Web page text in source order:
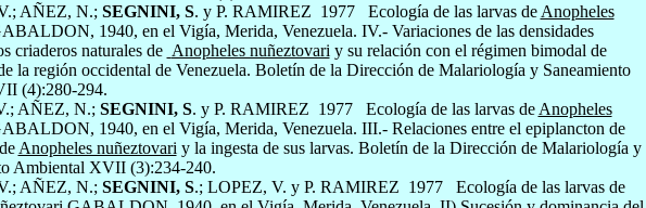
AÑEZ, N.; SEGNINI, S. y P. RAMIREZ 1977 Ecología de las larvas de Anopheles
1940, en el Vigía, Merida, Venezuela. IV.- Variaciones de las densida­des
criaderos naturales de Anopheles nuñeztova­ri y su relación con el régimen bimodal de
la región occidental de Venezuela. Boletín de la Dirección de Malariología y Saneamiento
(4):280-294.
AÑEZ, N.; SEGNINI, S. y P. RAMIREZ 1977 Ecología de las larvas de Anopheles
1940, en el Vigía, Merida, Venezuela. III.- Relaciones entre el epi­plancton de
Anopheles nuñeztovari y la ingesta de sus larvas. Boletín de la Dirección de Malariología y
Ambiental XVII (3):234-240.
AÑEZ, N.; SEGNINI, S.; LOPEZ, V. y P. RAMIREZ 1977
Ecología de las larvas de